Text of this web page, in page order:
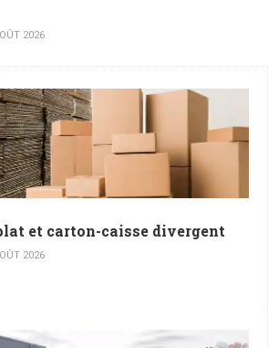
2026
et carton-caisse divergent
2026